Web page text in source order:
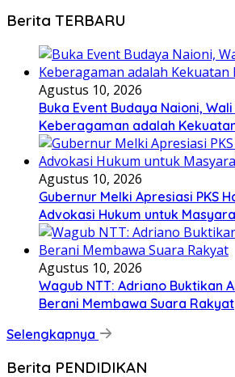
Berita TERBARU
Agustus 10, 2026
Buka Event Budaya Naioni,
Keberagaman adalah
Agustus 10, 2026
Gubernur Melki Apresiasi PKS
Advokasi Hukum untuk
Agustus 10, 2026
Wagub NTT: Adriano Buktikan
Berani Membawa Suara Rakyat
Selengkapnya
Berita PENDIDIKAN